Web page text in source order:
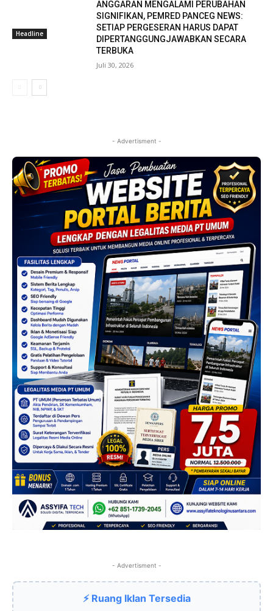
Headline
ANGGARAN MENGALAMI PERUBAHAN
SIGNIFIKAN, PEMRED PANCEG NEWS:
SETIAP PERGESERAN HARUS DAPAT
DIPERTANGGUNGJAWABKAN SECARA
TERBUKA
Juli 30, 2026
- Advertisment -
- Advertisment -
⚡ Ruang Iklan Tersedia